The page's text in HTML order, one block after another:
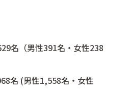
名（男性391名・女性238
名 (男性1,558名・女性